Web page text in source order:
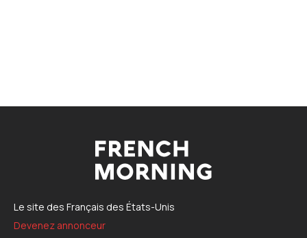
Le site des Français des États-Unis
Devenez annonceur